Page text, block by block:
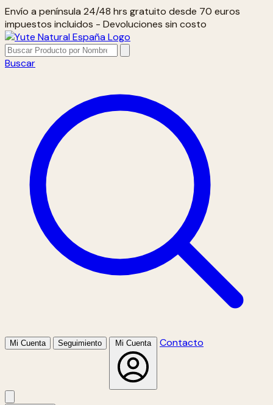
Envío a península 24/48 hrs gratuito desde 70 euros
impuestos incluidos - Devoluciones sin costo
Buscar
Mi Cuenta Seguimiento Mi Cuenta Contacto